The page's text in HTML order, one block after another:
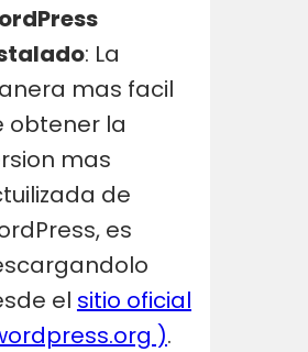
: La
mas facil
obtener la
mas
de
es
el sitio oficial
).